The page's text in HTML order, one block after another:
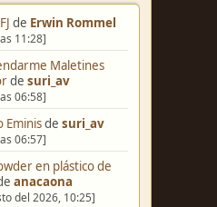
de Erwin Rommel
11:28]
Maletines
de suri_av
06:58]
Eminisde suri_av
06:57]
en plástico de
anacaona
del 2026, 10:25]